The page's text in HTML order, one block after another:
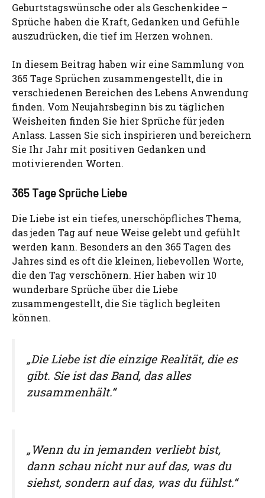
Geburtstagswünsche oder als Geschenkidee –
Sprüche haben die Kraft, Gedanken und Gefühle
auszudrücken, die tief im Herzen wohnen.
In diesem Beitrag haben wir eine Sammlung von
365 Tage Sprüchen zusammengestellt, die in
verschiedenen Bereichen des Lebens Anwendung
finden. Vom Neujahrsbeginn bis zu täglichen
Weisheiten finden Sie hier Sprüche für jeden
Anlass. Lassen Sie sich inspirieren und bereichern
Sie Ihr Jahr mit positiven Gedanken und
motivierenden Worten.
365 Tage Sprüche Liebe
Die Liebe ist ein tiefes, unerschöpfliches Thema,
das jeden Tag auf neue Weise gelebt und gefühlt
werden kann. Besonders an den 365 Tagen des
Jahres sind es oft die kleinen, liebevollen Worte,
die den Tag verschönern. Hier haben wir 10
wunderbare Sprüche über die Liebe
zusammengestellt, die Sie täglich begleiten
können.
„Die Liebe ist die einzige Realität, die es
gibt. Sie ist das Band, das alles
zusammenhält.“
„Wenn du in jemanden verliebt bist,
dann schau nicht nur auf das, was du
siehst, sondern auf das, was du fühlst.“